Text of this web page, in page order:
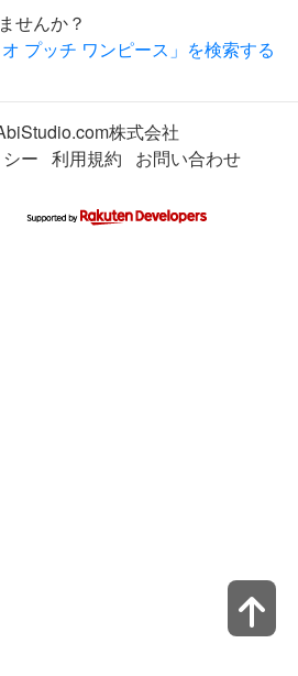
せんか？
プッチ ワンピース」を検索する
株式会社
ー 利用規約 お問い合わせ